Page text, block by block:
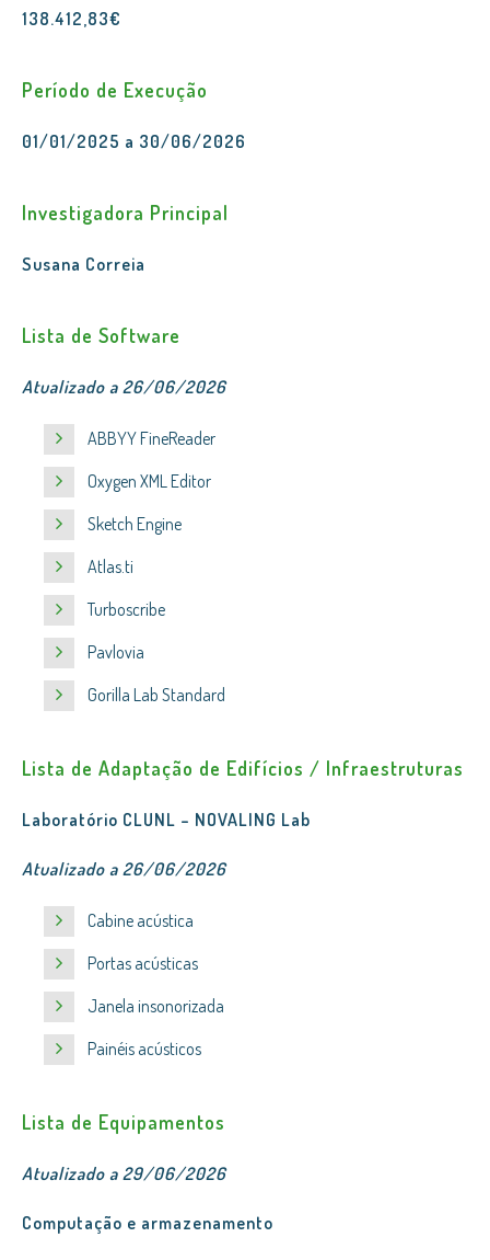
138.412,83€
Período de Execução
01/01/2025 a 30/06/2026
Investigadora Principal
Susana Correia
Lista de Software
Atualizado a 26/06/2026
ABBYY FineReader
Oxygen XML Editor
Sketch Engine
Atlas.ti
Turboscribe
Pavlovia
Gorilla Lab Standard
Lista de Adaptação de Edifícios / Infraestruturas
Laboratório CLUNL – NOVALING Lab
Atualizado a 26/06/2026
Cabine acústica
Portas acústicas
Janela insonorizada
Painéis acústicos
Lista de Equipamentos
Atualizado a 29/06/2026
Computação e armazenamento